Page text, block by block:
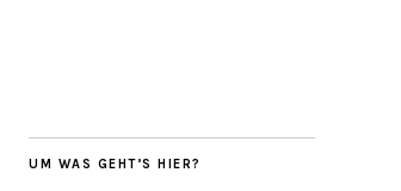
UM WAS GEHT’S HIER?